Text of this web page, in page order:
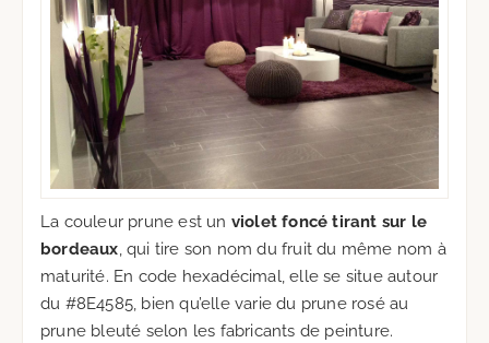
La couleur prune est un violet foncé tirant sur le
bordeaux, qui tire son nom du fruit du même nom à
maturité. En code hexadécimal, elle se situe autour
du #8E4585, bien qu’elle varie du prune rosé au
prune bleuté selon les fabricants de peinture.